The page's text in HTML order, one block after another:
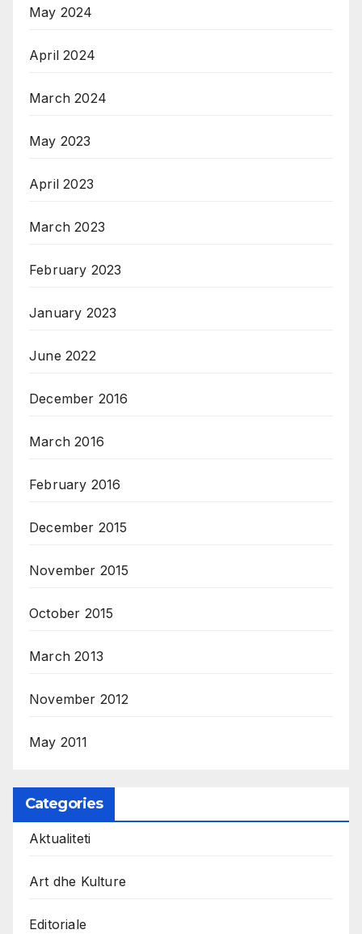
May 2024
April 2024
March 2024
May 2023
April 2023
March 2023
February 2023
January 2023
June 2022
December 2016
March 2016
February 2016
December 2015
November 2015
October 2015
March 2013
November 2012
May 2011
Categories
Aktualiteti
Art dhe Kulture
Editoriale